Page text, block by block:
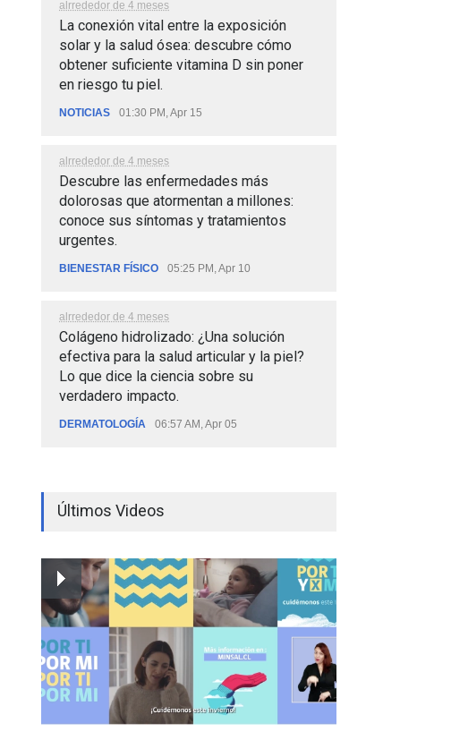
alrrededor de 4 meses
La conexión vital entre la exposición
solar y la salud ósea: descubre cómo
obtener suficiente vitamina D sin poner
en riesgo tu piel.
NOTICIAS 01:30 PM, Apr 15
alrrededor de 4 meses
Descubre las enfermedades más
dolorosas que atormentan a millones:
conoce sus síntomas y tratamientos
urgentes.
BIENESTAR FÍSICO 05:25 PM, Apr 10
alrrededor de 4 meses
Colágeno hidrolizado: ¿Una solución
efectiva para la salud articular y la piel?
Lo que dice la ciencia sobre su
verdadero impacto.
DERMATOLOGÍA 06:57 AM, Apr 05
Últimos Videos